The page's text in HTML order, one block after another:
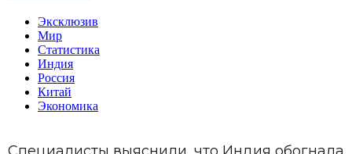
Эксклюзив
Мир
Статистика
Индия
Россия
Китай
Экономика